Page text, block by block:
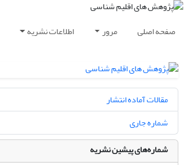
صفحه اصلی مرور اطلاعات نشریه
مقالات آماده انتشار
شماره جاری
شماره‌های پیشین نشریه